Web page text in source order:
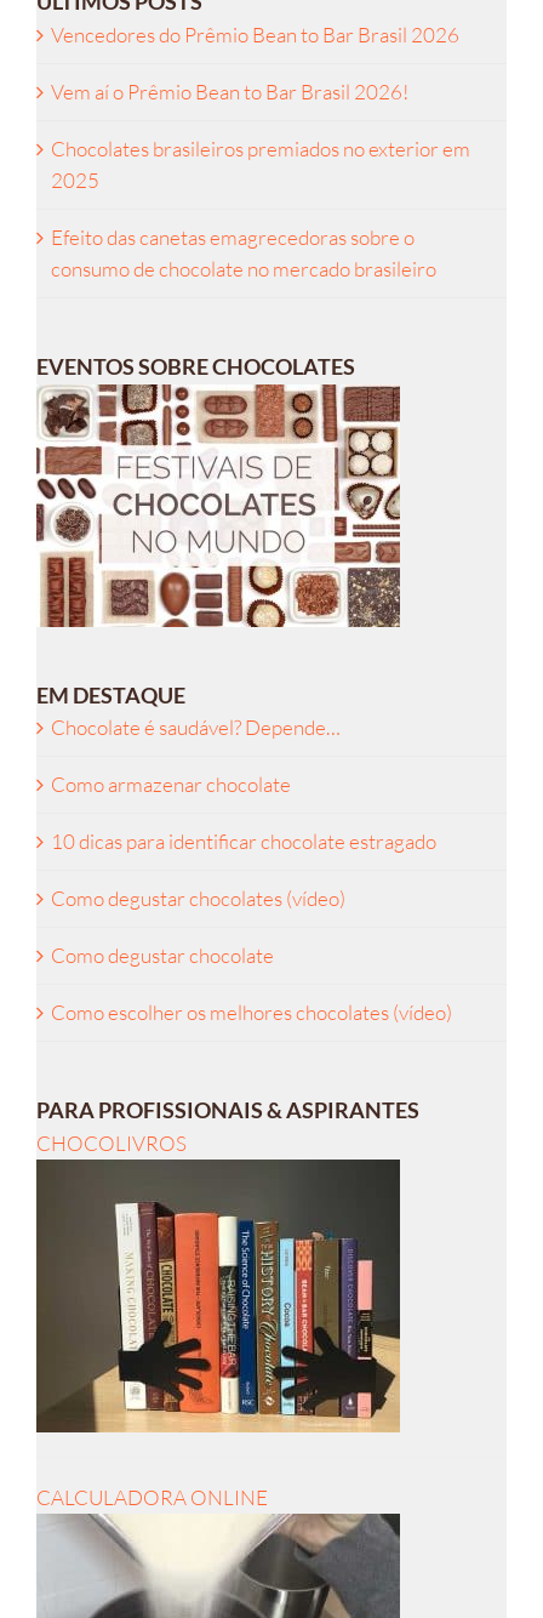
Vencedores do Prêmio Bean to Bar Brasil 2026
Vem aí o Prêmio Bean to Bar Brasil 2026!
Chocolates brasileiros premiados no exterior em
2025
Efeito das canetas emagrecedoras sobre o
consumo de chocolate no mercado brasileiro
EVENTOS SOBRE CHOCOLATES
EM DESTAQUE
Chocolate é saudável? Depende…
Como armazenar chocolate
10 dicas para identificar chocolate estragado
Como degustar chocolates (vídeo)
Como degustar chocolate
Como escolher os melhores chocolates (vídeo)
PARA PROFISSIONAIS & ASPIRANTES
CHOCOLIVROS
CALCULADORA ONLINE